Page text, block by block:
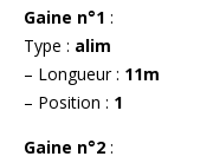
Gaine n°1 :
Type : alim
– Longueur : 11m
– Position : 1
Gaine n°2 :